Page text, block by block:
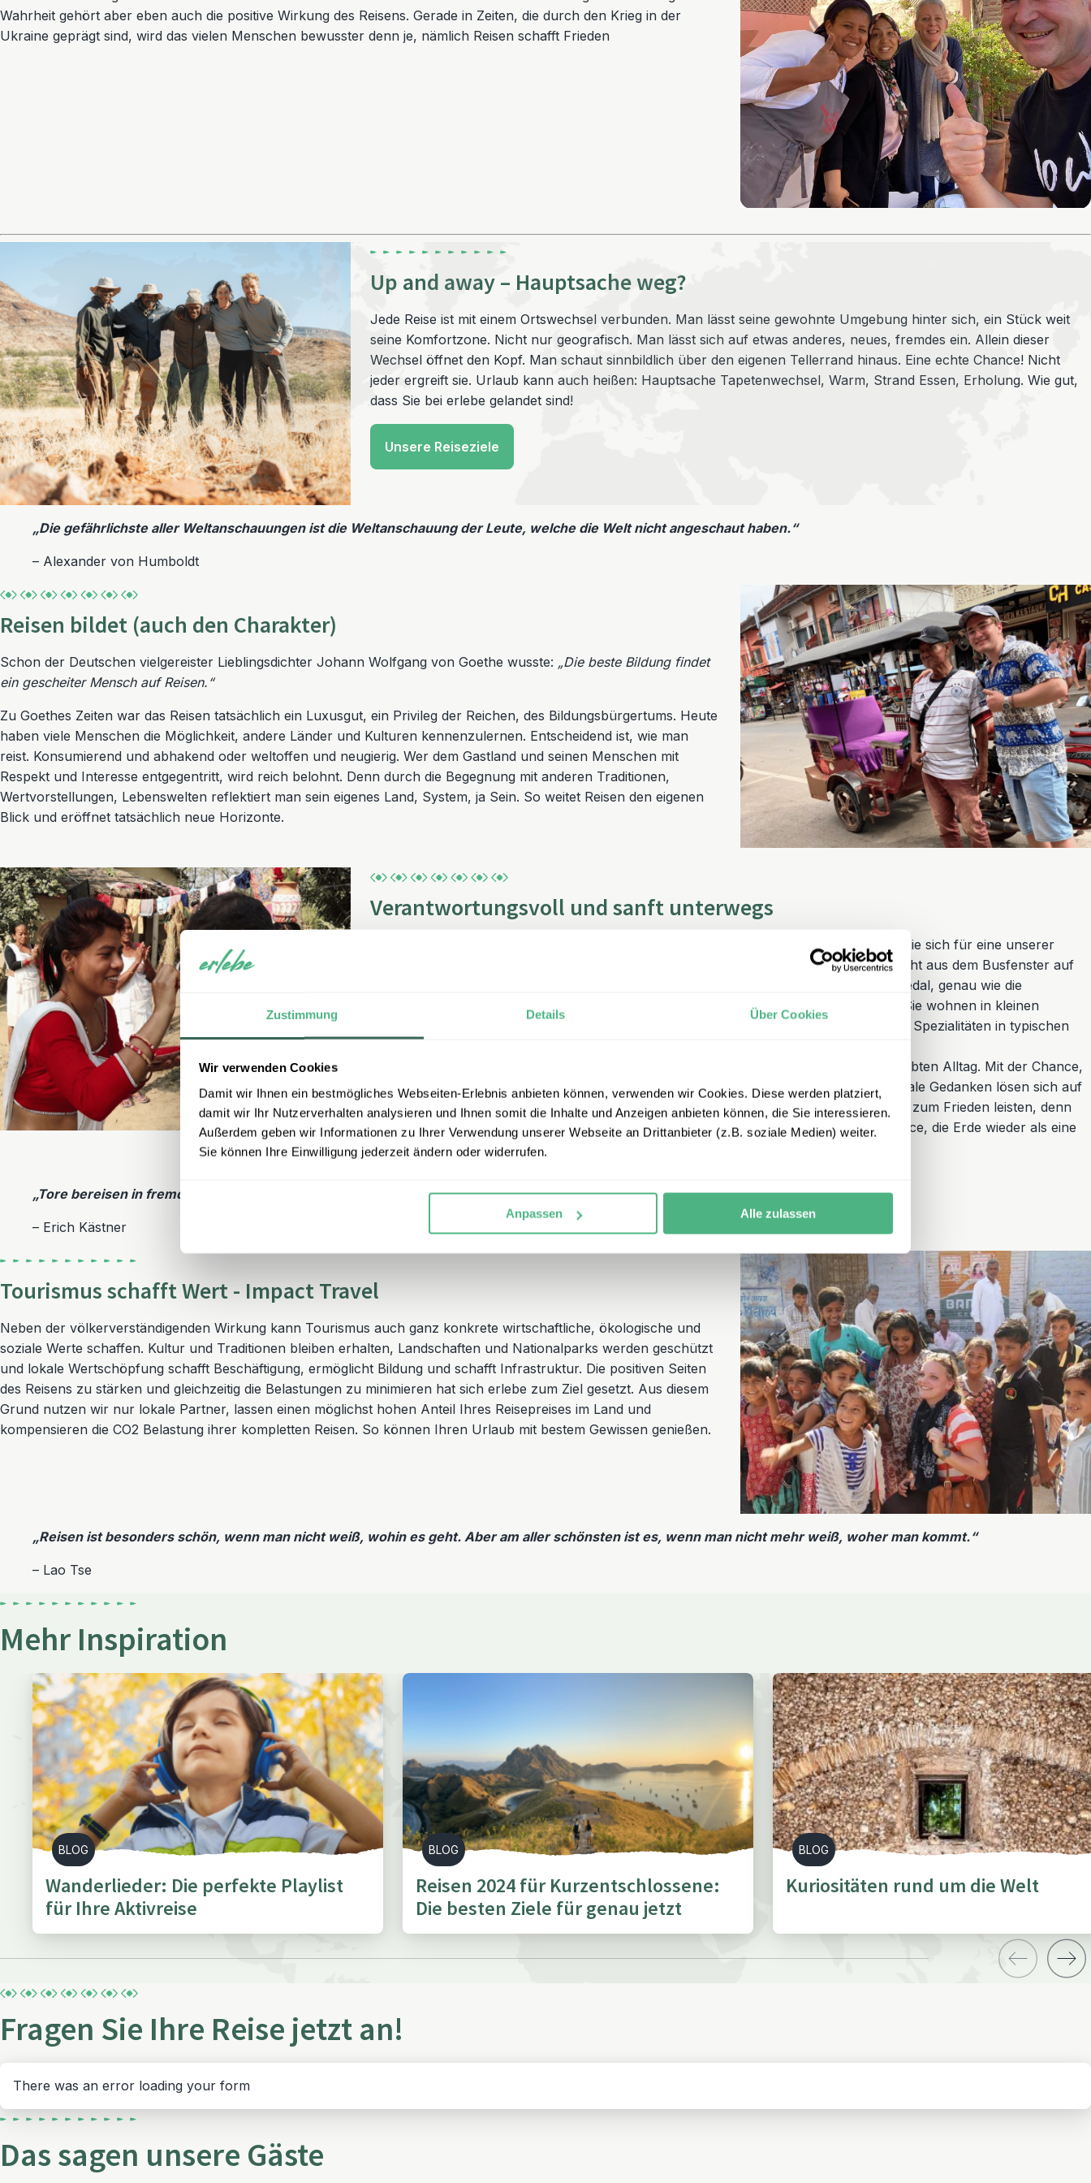
Zustimmung Details Über Cookies
Wir verwenden Cookies
Damit wir Ihnen ein bestmögliches Webseiten-Erlebnis anbieten können, verwenden wir Cookies. Diese werden platziert,
damit wir Ihr Nutzerverhalten analysieren und Ihnen somit die Inhalte und Anzeigen anbieten können, die Sie interessieren.
Außerdem geben wir Informationen zu Ihrer Verwendung unserer Webseite an Drittanbieter (z.B. soziale Medien) weiter.
Sie können Ihre Einwilligung jederzeit ändern oder widerrufen.
Anpassen Alle zulassen
Wahrheit gehört aber eben auch die positive Wirkung des Reisens. Gerade in Zeiten, die durch den Krieg in der
Ukraine geprägt sind, wird das vielen Menschen bewusster denn je, nämlich Reisen schafft Frieden
Up and away – Hauptsache weg?
Jede Reise ist mit einem Ortswechsel verbunden. Man lässt seine gewohnte Umgebung hinter sich, ein Stück weit
seine Komfortzone. Nicht nur geografisch. Man lässt sich auf etwas anderes, neues, fremdes ein. Allein dieser
Wechsel öffnet den Kopf. Man schaut sinnbildlich über den eigenen Tellerrand hinaus. Eine echte Chance! Nicht
jeder ergreift sie. Urlaub kann auch heißen: Hauptsache Tapetenwechsel, Warm, Strand Essen, Erholung. Wie gut,
dass Sie bei erlebe gelandet sind!
Unsere Reiseziele
„Die gefährlichste aller Weltanschauungen ist die Weltanschauung der Leute, welche die Welt nicht angeschaut haben.“
– Alexander von Humboldt
Reisen bildet (auch den Charakter)
Schon der Deutschen vielgereister Lieblingsdichter Johann Wolfgang von Goethe wusste: „Die beste Bildung findet
ein gescheiter Mensch auf Reisen.“
Zu Goethes Zeiten war das Reisen tatsächlich ein Luxusgut, ein Privileg der Reichen, des Bildungsbürgertums. Heute
haben viele Menschen die Möglichkeit, andere Länder und Kulturen kennenzulernen. Entscheidend ist, wie man
reist. Konsumierend und abhakend oder weltoffen und neugierig. Wer dem Gastland und seinen Menschen mit
Respekt und Interesse entgegentritt, wird reich belohnt. Denn durch die Begegnung mit anderen Traditionen,
Wertvorstellungen, Lebenswelten reflektiert man sein eigenes Land, System, ja Sein. So weitet Reisen den eigenen
Blick und eröffnet tatsächlich neue Horizonte.
Verantwortungsvoll und sanft unterwegs
erlebe-Rundreisen sind prädestiniert für ein „neues Reisen“. Schließlich sind Sie – falls Sie sich für eine unserer
Reisen entscheiden – meist abseits touristischer Hauptrouten unterwegs. Sie blicken nicht aus dem Busfenster auf
Ihr Reiseziel herab, sondern bewegen sich aktiv mittendrin. Per pedes, Tuk-Tuk oder Pedal, genau wie die
Einheimischen, ganz nah am Land und tatsächlich auf Augenhöhe mit den Menschen. Sie wohnen in kleinen
Dörfern und inhabergeführten Unterkünften, schlendern über Märkte, genießen lokale Spezialitäten in typischen
So entstehen neue Kontakte, echter Austausch, wahre Völkerverständigung durch gelebten Alltag. Mit der Chance,
Gemeinsamkeiten zu erkennen, das vermeintlich Trennende zu relativieren. Und nationale Gedanken lösen sich auf
und man fühlt sich plötzlich als Teil von etwas größerem. So kann Reisen einen Beitrag zum Frieden leisten, denn
wer sich kennt und austauscht, hat keinen Grund, sich zu bekämpfen. Eine echte Chance, die Erde wieder als eine
Welt zu sehen.
„Tore bereisen in fremden Ländern die Museen, Weise gehen in die Tavernen.“
– Erich Kästner
Tourismus schafft Wert - Impact Travel
Neben der völkerverständigenden Wirkung kann Tourismus auch ganz konkrete wirtschaftliche, ökologische und
soziale Werte schaffen. Kultur und Traditionen bleiben erhalten, Landschaften und Nationalparks werden geschützt
und lokale Wertschöpfung schafft Beschäftigung, ermöglicht Bildung und schafft Infrastruktur. Die positiven Seiten
des Reisens zu stärken und gleichzeitig die Belastungen zu minimieren hat sich erlebe zum Ziel gesetzt. Aus diesem
Grund nutzen wir nur lokale Partner, lassen einen möglichst hohen Anteil Ihres Reisepreises im Land und
kompensieren die CO2 Belastung ihrer kompletten Reisen. So können Ihren Urlaub mit bestem Gewissen genießen.
„Reisen ist besonders schön, wenn man nicht weiß, wohin es geht. Aber am aller schönsten ist es, wenn man nicht mehr weiß, woher man kommt.“
– Lao Tse
Mehr Inspiration
BLOG
Wanderlieder: Die perfekte Playlist
für Ihre Aktivreise
BLOG
Reisen 2024 für Kurzentschlossene:
Die besten Ziele für genau jetzt
BLOG
Kuriositäten rund um die Welt
Fragen Sie Ihre Reise jetzt an!
There was an error loading your form
Das sagen unsere Gäste